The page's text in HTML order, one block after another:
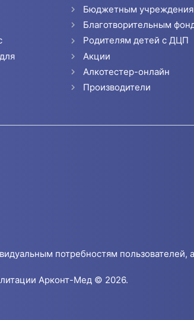
Бюджетным
Благотворительным
Родителям детей с ДЦП
Акции
Алкотестер-онлайн
Производители
потребностям пользователей,
Арконт-Мед © 2026.